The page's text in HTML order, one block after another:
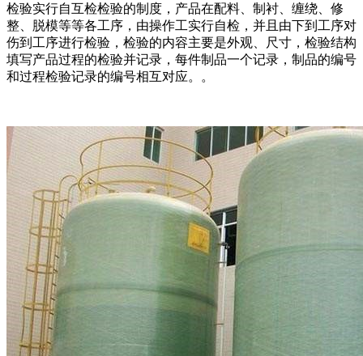
检验实行自互检检验的制度，产品在配料、制衬、缠绕、修
整、脱模等等各工序，由操作工实行自检，并且由下到工序对
伤到工序进行检验，检验的内容主要是外观、尺寸，检验结构
填写产品过程的检验并记录，每件制品一个记录，制品的编号
和过程检验记录的编号相互对应。。